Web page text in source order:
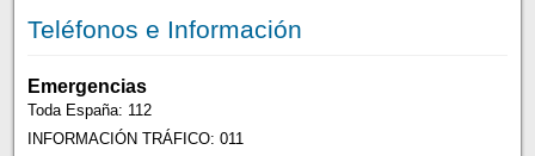
Teléfonos e Información
Emergencias
Toda España: 112
INFORMACIÓN TRÁFICO: 011